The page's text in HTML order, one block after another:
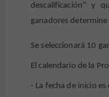
descalificación” y
ganadores
Se seleccionará 10
El calendario de la
- La fecha de inicio